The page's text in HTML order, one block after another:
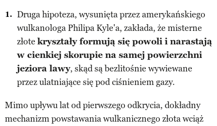
Druga hipoteza, wysunięta przez amerykańskiego
wulkanologa Philipa Kyle'a, zakłada, że misterne
złote kryształy formują się powoli i narastają
w cienkiej skorupie na samej powierzchni
jeziora lawy, skąd są bezlitośnie wywiewane
przez ulatniające się pod ciśnieniem gazy.
Mimo upływu lat od pierwszego odkrycia, dokładny
mechanizm powstawania wulkanicznego złota wciąż